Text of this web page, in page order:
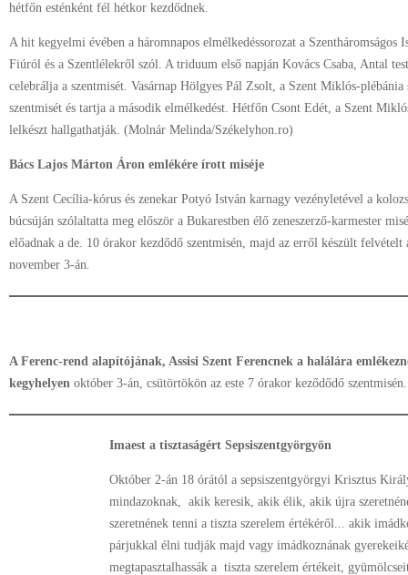
hétfőn esténként fél hétkor kezdődnek.
A hit kegyelmi évében a háromnapos elmélkedéssorozat a Szentháromságos
Fiúról és a Szentlélekről szól. A triduum első napján Kovács Csaba, Antal
celebrálja a szentmisét. Vasárnap Hölgyes Pál Zsolt, a Szent Miklós-
szentmisét és tartja a második elmélkedést. Hétfőn Csont Edét, a Szent
lelkészt hallgathatják. (Molnár Melinda/Székelyhon.ro)
Bács Lajos Márton Áron emlékére írott miséje
A Szent Cecília-kórus és zenekar Potyó István karnagy vezényletével a
búcsúján szólaltatta meg először a Bukarestben élő zeneszerző-karmester
előadnak a de. 10 órakor kezdődő szentmisén, majd az erről készült felvételt
november 3-án.
A Ferenc-rend alapítójának, Assisi Szent Ferencnek a halálára
kegyhelyen október 3-án, csütörtökön az este 7 órakor keződődő szentmisén.
Imaest a tisztaságért Sepsiszentgyörgyön
Október 2-án 18 órától a sepsiszentgyörgyi Krisztus
mindazoknak, akik keresik, akik élik, akik újra
szeretnének tenni a tiszta szerelem értékéről... akik
párjukkal élni tudják majd vagy imádkoznának
megtapasztalhassák a tiszta szerelem értékeit,